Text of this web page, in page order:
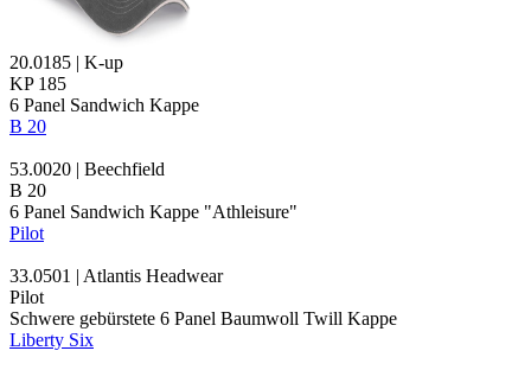
20.0185 | K-up
KP 185
6 Panel Sandwich Kappe
B 20
53.0020 | Beechfield
B 20
6 Panel Sandwich Kappe "Athleisure"
Pilot
33.0501 | Atlantis Headwear
Pilot
Schwere gebürstete 6 Panel Baumwoll Twill Kappe
Liberty Six